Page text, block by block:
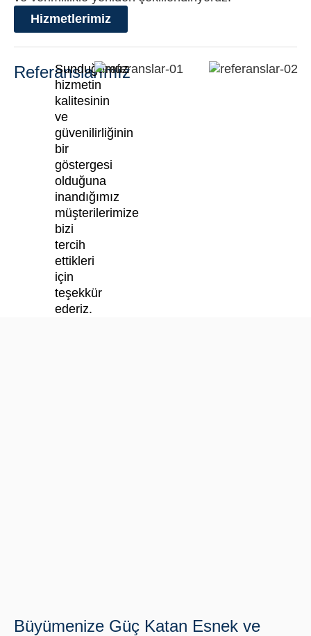
Hizmetlerimiz
Referanslarımız
Sunduğumuz
hizmetin
kalitesinin
ve
güvenilirliğinin
bir
göstergesi
olduğuna
inandığımız
müşterilerimize
bizi
tercih
ettikleri
için
teşekkür
ederiz.
Büyümenize Güç Katan Esnek ve